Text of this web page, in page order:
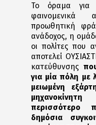
Το όραμα
προωθητική
ανάδοχος, η
οι πολίτες που
αποτελεί
κατεύθυνσης
για μία πόλη με
μειωμένη
περισσότερο
δημόσια